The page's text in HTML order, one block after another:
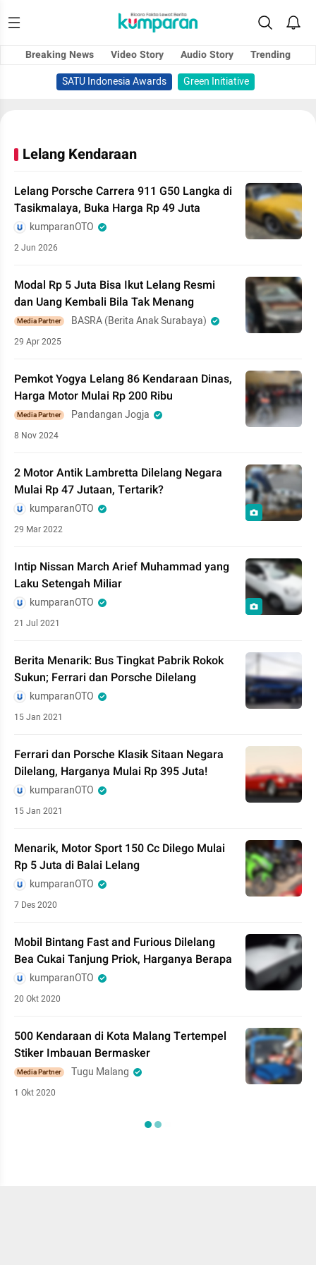
Breaking News Video Story Audio Story
Trending
SATU Indonesia Awards
Green Initiative
Lelang Kendaraan
Lelang Porsche Carrera 911 G50 Langka di
Tasikmalaya, Buka Harga Rp 49 Juta
kumparanOTO
2 Jun 2026
Modal Rp 5 Juta Bisa Ikut Lelang Resmi
dan Uang Kembali Bila Tak Menang
Media Partner BASRA (Berita Anak Surabaya)
29 Apr 2025
Pemkot Yogya Lelang 86 Kendaraan Dinas,
Harga Motor Mulai Rp 200 Ribu
Media Partner Pandangan Jogja
8 Nov 2024
2 Motor Antik Lambretta Dilelang Negara
Mulai Rp 47 Jutaan, Tertarik?
kumparanOTO
29 Mar 2022
Intip Nissan March Arief Muhammad yang
Laku Setengah Miliar
kumparanOTO
21 Jul 2021
Berita Menarik: Bus Tingkat Pabrik Rokok
Sukun; Ferrari dan Porsche Dilelang
kumparanOTO
15 Jan 2021
Ferrari dan Porsche Klasik Sitaan Negara
Dilelang, Harganya Mulai Rp 395 Juta!
kumparanOTO
15 Jan 2021
Menarik, Motor Sport 150 Cc Dilego Mulai
Rp 5 Juta di Balai Lelang
kumparanOTO
7 Des 2020
Mobil Bintang Fast and Furious Dilelang
Bea Cukai Tanjung Priok, Harganya Berapa
kumparanOTO
20 Okt 2020
500 Kendaraan di Kota Malang Tertempel
Stiker Imbauan Bermasker
Media Partner Tugu Malang
1 Okt 2020